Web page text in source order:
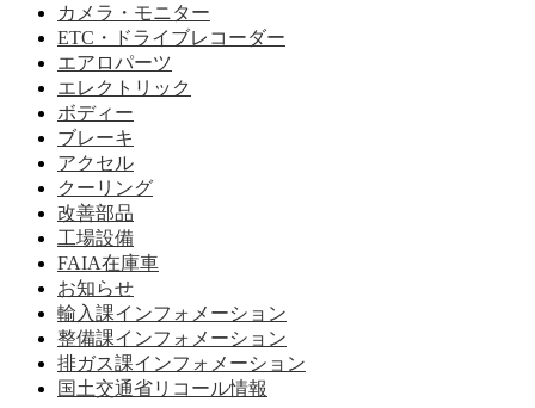
カメラ・モニター
ETC・ドライブレコーダー
エアロパーツ
エレクトリック
ボディー
ブレーキ
アクセル
クーリング
改善部品
工場設備
FAIA在庫車
お知らせ
輸入課インフォメーション
整備課インフォメーション
排ガス課インフォメーション
国土交通省リコール情報